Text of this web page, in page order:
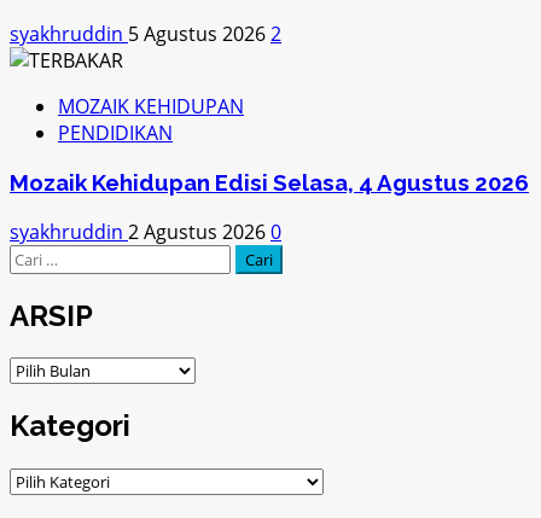
syakhruddin 5 Agustus 20262
MOZAIK KEHIDUPAN
PENDIDIKAN
Mozaik Kehidupan Edisi Selasa, 4 Agustus 2026
syakhruddin 2 Agustus 20260
Cari
untuk:
ARSIP
ARSIP
Kategori
Kategori